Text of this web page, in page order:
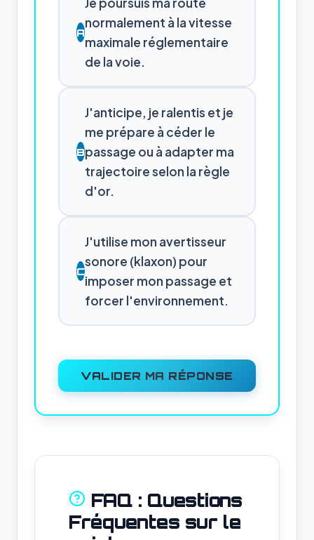
A
normalement à la vitesse
maximale réglementaire
de la voie.
B
J'anticipe, je ralentis et je
me prépare à céder le
passage ou à adapter ma
trajectoire selon la règle
d'or.
C
J'utilise mon avertisseur
sonore (klaxon) pour
imposer mon passage et
forcer l'environnement.
VALIDER MA RÉPONSE
FAQ : Questions
Fréquentes sur le